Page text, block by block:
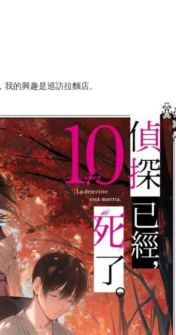
下，
我的興趣是巡訪拉麵店。